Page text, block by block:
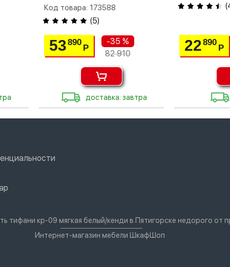
Код товара: 173588
(5)
53890
Р
-35 %
82 910
доставка: завтра
(
22890
Р
тифани кр-09 мягкая белый/кенди в Пятигорске недорого от
Интернет-магазин мебели ШкафШоп